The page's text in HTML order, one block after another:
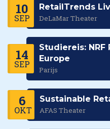
10
SEP
RetailTrends
DeLaMar Theater
14
SEP
Studiereis: NRF
Europe
Parijs
6
OKT
Sustainable
AFAS Theater